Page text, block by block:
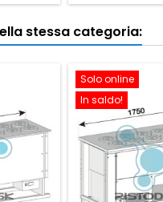
stessa categoria:
Solo online
In saldo!